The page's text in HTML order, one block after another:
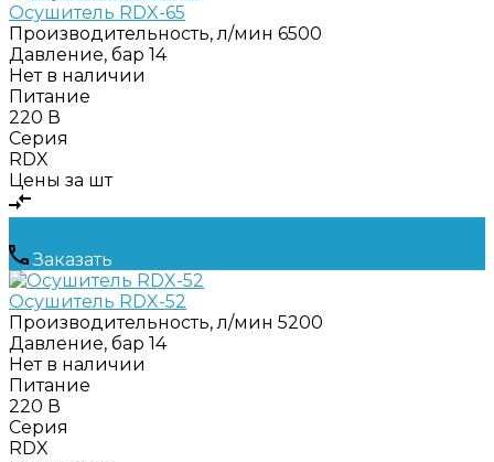
Осушитель RDX-65
Производительность, л/мин 6500
Давление, бар 14
Нет в наличии
Питание
220 В
Серия
RDX
Цены за шт
Заказать
Осушитель RDX-52
Производительность, л/мин 5200
Давление, бар 14
Нет в наличии
Питание
220 В
Серия
RDX